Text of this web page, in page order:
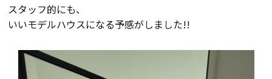
素材とデザイン
耐震性能+制震性能
スタッフ的にも、
いいモデルハウスになる予感がしました!!